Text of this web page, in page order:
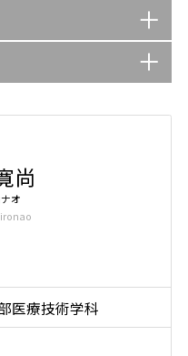
尚
オ
医療技術学科